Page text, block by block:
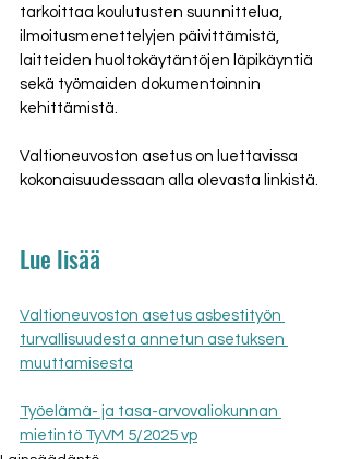
tarkoittaa koulutusten suunnittelua,
ilmoitusmenettelyjen päivittämistä,
laitteiden huoltokäytäntöjen läpikäyntiä
sekä työmaiden dokumentoinnin
kehittämistä.
Valtioneuvoston asetus on luettavissa
kokonaisuudessaan alla olevasta linkistä.
Lue lisää
Valtioneuvoston asetus asbestityön
turvallisuudesta annetun asetuksen
muuttamisesta
Työelämä- ja tasa-arvovaliokunnan
mietintö TyVM 5/2025 vp